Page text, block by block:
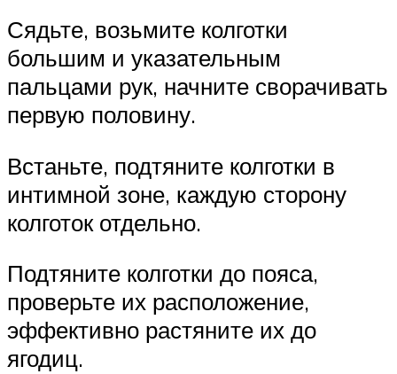
Сядьте, возьмите колготки
большим и указательным
пальцами рук, начните сворачивать
первую половину.
Встаньте, подтяните колготки в
интимной зоне, каждую сторону
колготок отдельно.
Подтяните колготки до пояса,
проверьте их расположение,
эффективно растяните их до
ягодиц.